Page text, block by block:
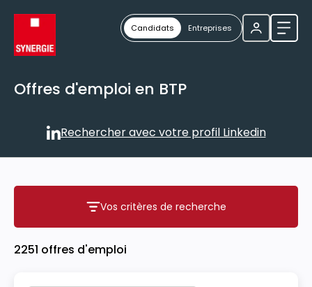
Candidats Entreprises
Offres d'emploi en BTP
Rechercher avec votre
Rechercher avec votre profil Linkedin
Vos critères de recherche
Vos critères de recherche
2251 offres d'emploi